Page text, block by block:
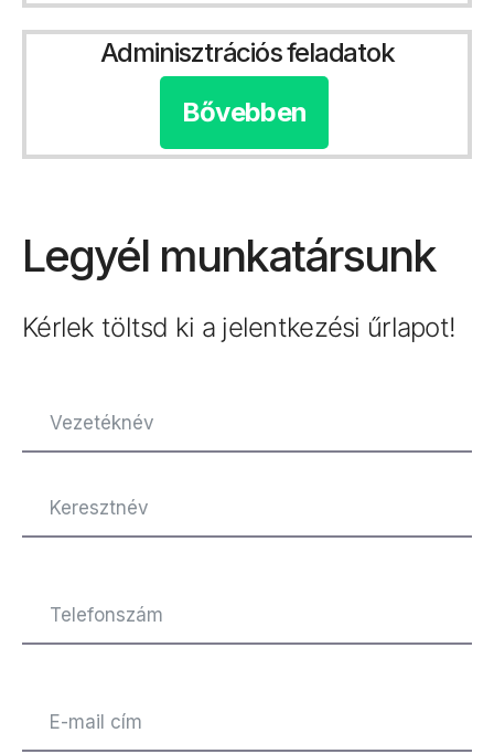
Adminisztrációs feladatok
Bővebben
Legyél munkatársunk
Kérlek töltsd ki a jelentkezési űrlapot!